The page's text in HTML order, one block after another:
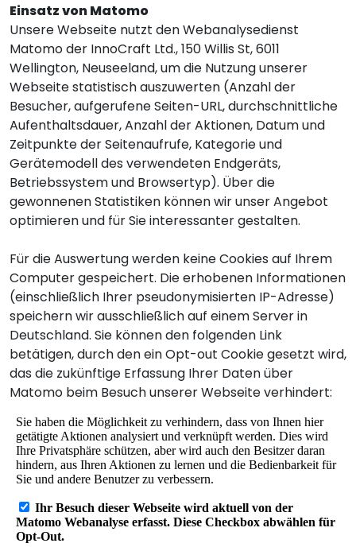
Einsatz von Matomo
Unsere Webseite nutzt den Webanalysedienst
Matomo der InnoCraft Ltd., 150 Willis St, 6011
Wellington, Neuseeland, um die Nutzung unserer
Webseite statistisch auszuwerten (Anzahl der
Besucher, aufgerufene Seiten-URL, durchschnittliche
Aufenthaltsdauer, Anzahl der Aktionen, Datum und
Zeitpunkte der Seitenaufrufe, Kategorie und
Gerätemodell des verwendeten Endgeräts,
Betriebssystem und Browsertyp). Über die
gewonnenen Statistiken können wir unser Angebot
optimieren und für Sie interessanter gestalten.
Für die Auswertung werden keine Cookies auf Ihrem
Computer gespeichert. Die erhobenen Informationen
(einschließlich Ihrer pseudonymisierten IP-Adresse)
speichern wir ausschließlich auf einem Server in
Deutschland. Sie können den folgenden Link
betätigen, durch den ein Opt-out Cookie gesetzt wird,
das die zukünftige Erfassung Ihrer Daten über
Matomo beim Besuch unserer Webseite verhindert: